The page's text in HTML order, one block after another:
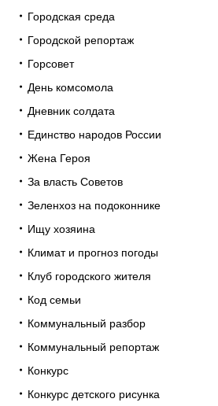
Городская среда
Городской репортаж
Горсовет
День комсомола
Дневник солдата
Единство народов России
Жена Героя
За власть Советов
Зеленхоз на подоконнике
Ищу хозяина
Климат и прогноз погоды
Клуб городского жителя
Код семьи
Коммунальный разбор
Коммунальный репортаж
Конкурс
Конкурс детского рисунка